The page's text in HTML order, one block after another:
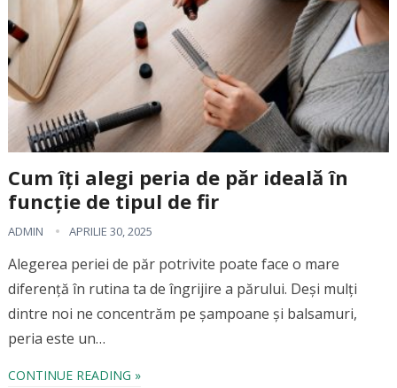
Cum îți alegi peria de păr ideală în
funcție de tipul de fir
ADMIN APRILIE 30, 2025
Alegerea periei de păr potrivite poate face o mare
diferență în rutina ta de îngrijire a părului. Deși mulți
dintre noi ne concentrăm pe șampoane și balsamuri,
peria este un…
CONTINUE READING »